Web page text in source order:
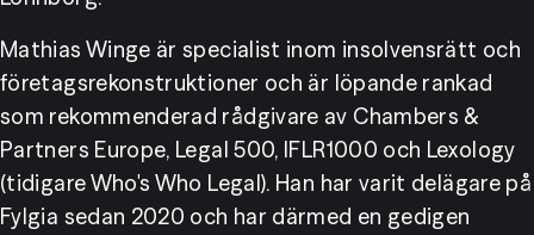
Mathias Winge är specialist inom insolvensrätt och
företagsrekonstruktioner och är löpande rankad
som rekommenderad rådgivare av Chambers &
Partners Europe, Legal 500, IFLR1000 och Lexology
(tidigare Who's Who Legal). Han har varit delägare på
Fylgia sedan 2020 och har därmed en gedigen